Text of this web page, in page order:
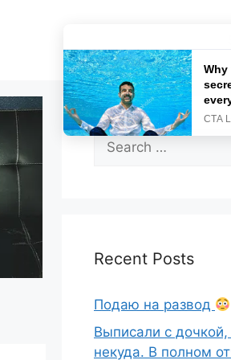
Search
for:
Recent Posts
Подаю на развод
Выписали с дочкой,
некуда. В полном